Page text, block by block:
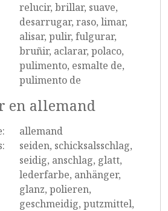
relucir, brillar, suave,
desarrugar, raso, limar,
alisar, pulir, fulgurar,
bruñir, aclarar, polaco,
pulimento, esmalte de,
pulimento de
en allemand
allemand
seiden, schicksalsschlag,
seidig, anschlag, glatt,
lederfarbe, anhänger,
glanz, polieren,
geschmeidig, putzmittel,